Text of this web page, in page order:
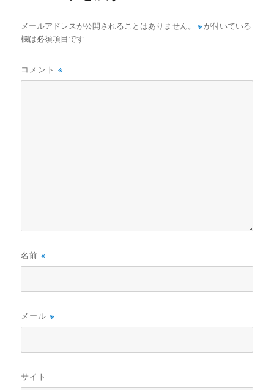
メールアドレスが公開されることはありません。 ※ が付いている
欄は必須項目です
コメント※
名前※
メール※
サイト